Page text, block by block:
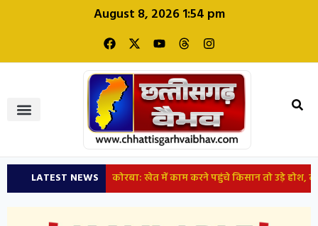
August 8, 2026 1:54 pm
LATEST NEWSकोरबा: खेत में काम करने पहुंचे किसान तो उड़े होश, कीचड़ में बैठा